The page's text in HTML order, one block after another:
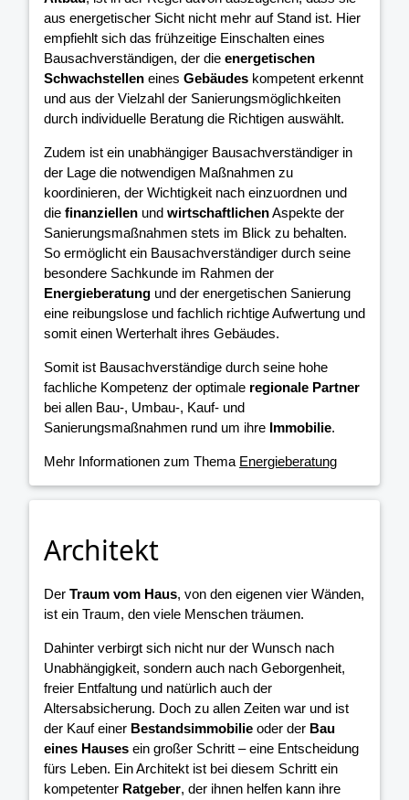
aus energetischer Sicht nicht mehr auf Stand ist. Hier
empfiehlt sich das frühzeitige Einschalten eines
Bausachverständigen, der die energetischen
Schwachstellen eines Gebäudes kompetent erkennt
und aus der Vielzahl der Sanierungsmöglichkeiten
durch individuelle Beratung die Richtigen auswählt.
Zudem ist ein unabhängiger Bausachverständiger in
der Lage die notwendigen Maßnahmen zu
koordinieren, der Wichtigkeit nach einzuordnen und
die finanziellen und wirtschaftlichenAspekte der
Sanierungsmaßnahmen stets im Blick zu behalten.
So ermöglicht ein Bausachverständiger durch seine
besondere Sachkunde im Rahmen der
Energieberatung und der energetischen Sanierung
eine reibungslose und fachlich richtige Aufwertung und
somit einen Werterhalt ihres Gebäudes.
Somit ist Bausachverständige durch seine hohe
fachliche Kompetenz der optimale regionale Partner
bei allen Bau-, Umbau-, Kauf- und
Sanierungsmaßnahmen rund um ihre Immobilie.
Mehr Informationen zum Thema Energieberatung
Architekt
Der Traum vom Haus, von den eigenen vier Wänden,
ist ein Traum, den viele Menschen träumen.
Dahinter verbirgt sich nicht nur der Wunsch nach
Unabhängigkeit, sondern auch nach Geborgenheit,
freier Entfaltung und natürlich auch der
Altersabsicherung. Doch zu allen Zeiten war und ist
der Kauf einer Bestandsimmobilie oder der Bau
eines Hauses ein großer Schritt – eine Entscheidung
fürs Leben. Ein Architekt ist bei diesem Schritt ein
kompetenter Ratgeber, der ihnen helfen kann ihre